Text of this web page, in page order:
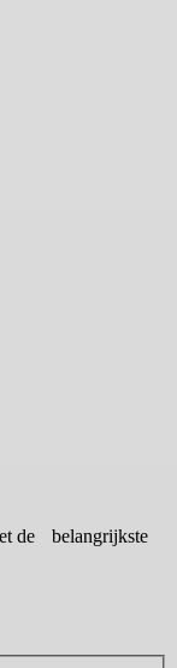
de belangrijkste